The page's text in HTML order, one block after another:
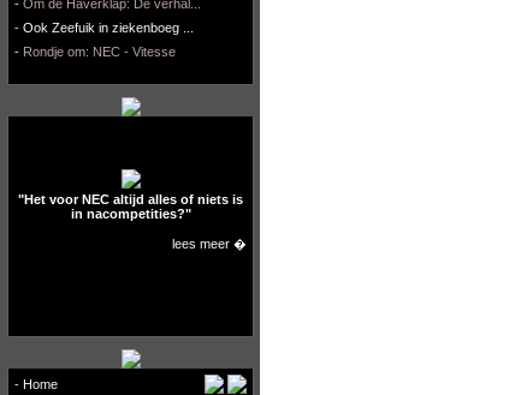
- Om de Haverklap: De verhal...
- Ook Zeefuik in ziekenboeg ...
- Rondje om: NEC - Vitesse
"Het voor NEC altijd alles of niets is
in nacompetities?"
lees meer �
- Home